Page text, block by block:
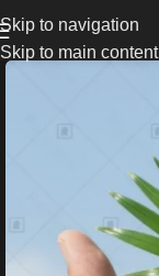
Skip to navigation
Skip to main content